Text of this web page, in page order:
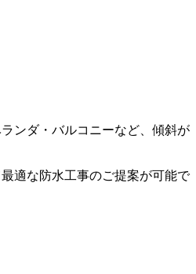
ンダ・バルコニーなど、傾斜が
適な防水工事のご提案が可能で